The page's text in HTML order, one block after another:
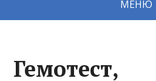
МЕНЮ
Гемотест,